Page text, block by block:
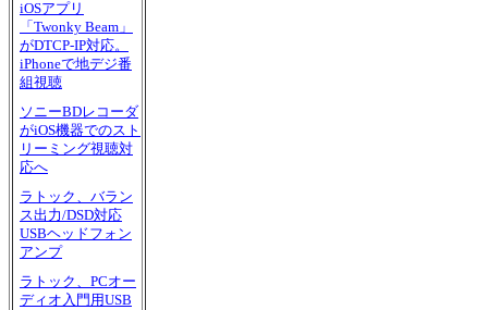
iOSアプリ
「Twonky Beam」
がDTCP-IP対応。
iPhoneで地デジ番
組視聴
ソニーBDレコーダ
がiOS機器でのスト
リーミング視聴対
応へ
ラトック、バラン
ス出力/DSD対応
USBヘッドフォン
アンプ
ラトック、PCオー
ディオ入門用USB